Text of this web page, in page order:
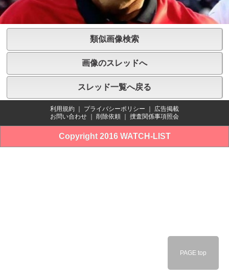
類似画像検索
画像のスレッドへ
スレッド一覧へ戻る
利用規約 プライバシーポリシー
広告掲載
お問い合わせ
削除依頼 捜査関係事項照会
Copyright 2016 WATCH-LIST
PAGE top